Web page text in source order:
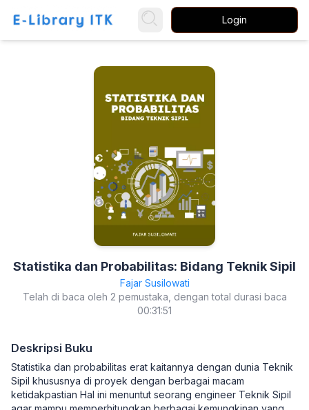
Login
Statistika dan Probabilitas: Bidang Teknik Sipil
Fajar Susilowati
Telah di baca oleh 2 pemustaka, dengan total durasi baca
00:31:51
Deskripsi Buku
Statistika dan probabilitas erat kaitannya dengan dunia Teknik
Sipil khususnya di proyek dengan berbagai macam
ketidakpastian Hal ini menuntut seorang engineer Teknik Sipil